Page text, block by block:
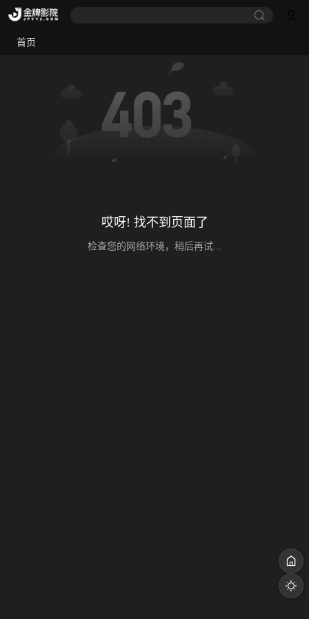
首页
哎呀! 找不到页面了
检查您的网络环境，稍后再试...